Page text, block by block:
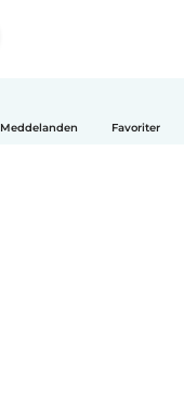
Meddelanden Favoriter